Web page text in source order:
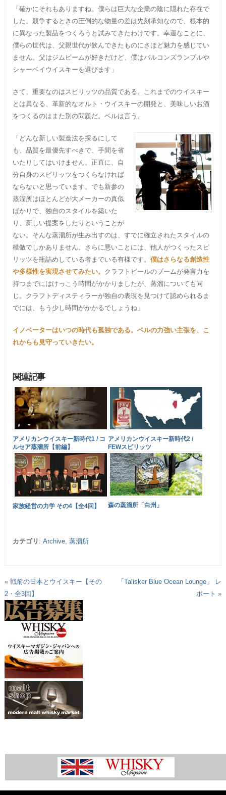
「確かにそれもありますね。僕らは巨大な企業の陰に隠れた存在で
した。競争するときの圧倒的な物量の差は先刻承知なので、根本的
に異なった製品をつくろうと試みてきたわけです。幸運なことに、
僕らの世代は、父親世代が飲んできたものにさほど魅力を感じてい
ません。父はジムビームが好きだけど、僕はバルコンズランブルや
シャーベイウイスキーを選びます」
さて、重要なのはスピリッツの品質である。これまでのウイスキー
とは異なる、革新的なオルト・ウイスキーの開発と、美味しいお酒
をつくるのはまた別の問題だ。ベルは言う。
「どんな新しい製造法を採るにして
も、品質を最優先すべきで、手間を省
いたりしてはいけません。正直に、自
分自身のスピリッツをつくらなければ
ならないと思っています。でも新参の
蒸溜所はほとんどが大メーカーの真似
ばかりで、独自のスタイルを築いた
り、新しい提案をしたりということが
ない。そんな蒸溜所が生み出すのは、すでに確立されたスタイルの
模倣でしかありません。さらに悪いことには、他人がつくったスピ
リッツを瓶詰めしている者までいる有様です。 僕はさらなる創造性
や多様性を実現させてみたい。 クラフトビールのブームが発言力を
持つまでにはけっこう時間がかかりましたが、蒸溜についても同
じ。クラフトディスティラーが独自の表現を見つけて認められるま
でには、もう少し時間がかかるでしょうね」
イノベーターはいつの時代も孤独である。ベルの力強い主張を、こ
れからも見守っていきたい。
関連記事
アメリカンウイスキー新時代1 / コ
ルセア蒸溜所【前編】
アメリカンウイスキー新時代2 /
FEWスピリッツ
家族経営の力学 その4【全4回】 森の蒸溜所「白州」
カテゴリ : Archive, 蒸溜所
« 戦前の日本とウイスキー【その
2・全3回】
「Talisker Blue Ocean Lounge」 レ
ポート »